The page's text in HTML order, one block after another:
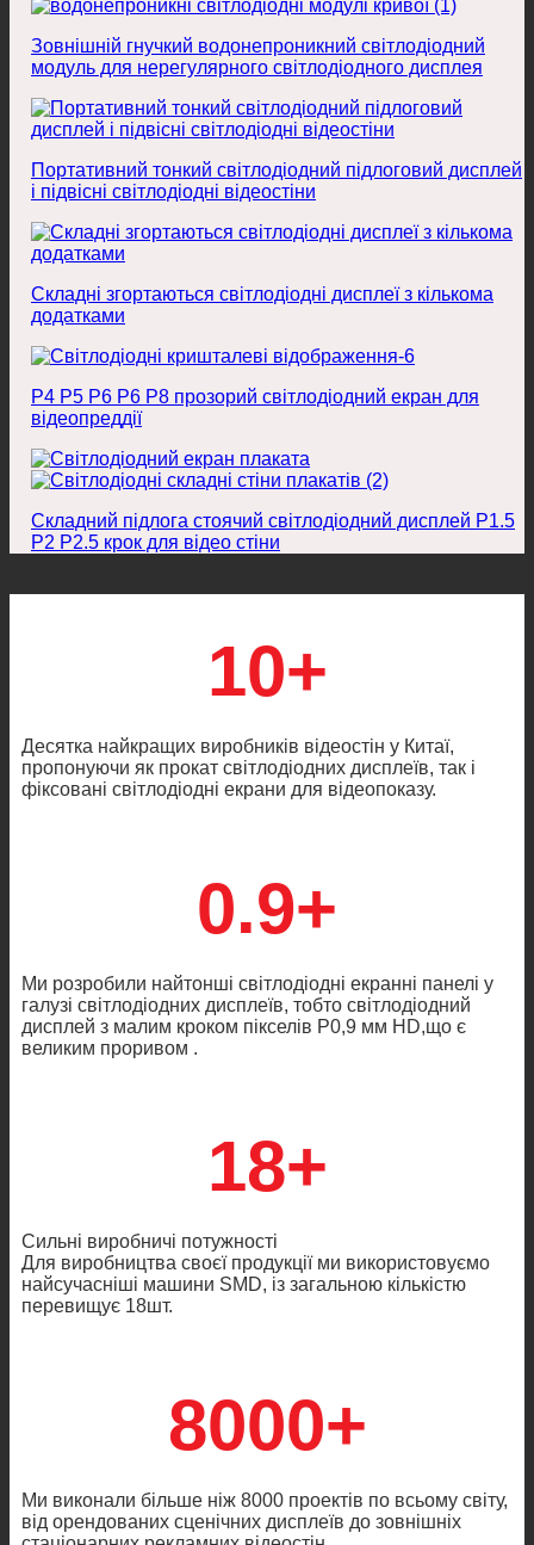
Зовнішній гнучкий водонепроникний світлодіодний
модуль для нерегулярного світлодіодного дисплея
Портативний тонкий світлодіодний підлоговий дисплей
і підвісні світлодіодні відеостіни
Складні згортаються світлодіодні дисплеї з кількома
додатками
P4 P5 P6 P6 P8 прозорий світлодіодний екран для
відеопреддії
Складний підлога стоячий світлодіодний дисплей P1.5
P2 P2.5 крок для відео стіни
10+
Десятка найкращих виробників відеостін у Китаї,
пропонуючи як прокат світлодіодних дисплеїв, так і
фіксовані світлодіодні екрани для відеопоказу.
0.9+
Ми розробили найтонші світлодіодні екранні панелі у
галузі світлодіодних дисплеїв, тобто світлодіодний
дисплей з малим кроком пікселів P0,9 мм HD,що є
великим проривом .
18+
Сильні виробничі потужності
Для виробництва своєї продукції ми використовуємо
найсучасніші машини SMD, із загальною кількістю
перевищує 18шт.
8000+
Ми виконали більше ніж 8000 проектів по всьому світу,
від орендованих сценічних дисплеїв до зовнішніх